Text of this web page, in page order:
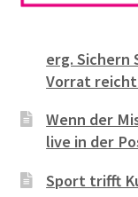
erg. Sichern
Vorrat
Wenn der
live in der
Sport trifft